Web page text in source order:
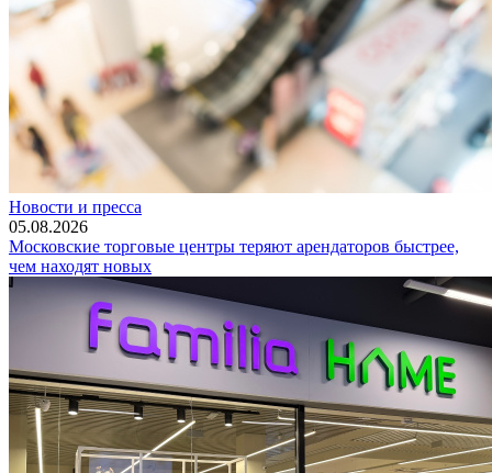
Новости и пресса
05.08.2026
Московские торговые центры теряют арендаторов быстрее,
чем находят новых